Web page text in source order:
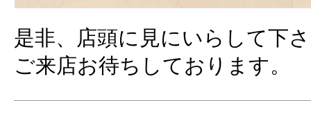
是非、店頭に見にいらして下
ご来店お待ちしております。